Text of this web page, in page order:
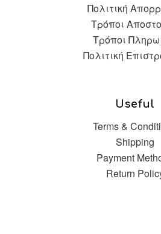
Πολιτική
Τρόποι
Τρόποι
Πολιτική
Useful
Terms &
Shipping
Payment
Return